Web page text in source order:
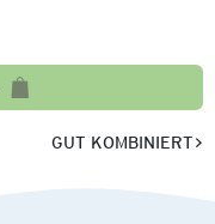
GUT KOMBINIERT